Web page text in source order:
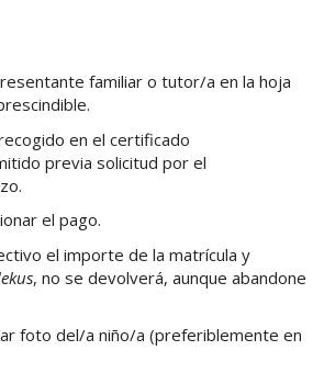
familiar o tutor/a en la hoja
en el certificado
previa solicitud por el
el pago.
el importe de la matrícula y
, no se devolverá, aunque abandone
foto del/a niño/a (preferiblemente en